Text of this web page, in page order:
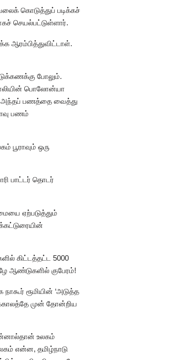
கொடுத்துப் படிக்கச்
செயல்பட்டுள்ளார்.
ஆரம்பித்துவிட்டாள்.
போலும்.
பொலோன்யா
அந்தப் பணத்தை வைத்து
பணம்
பூராவும் ஒரு
பாட்டர் தொடர்
ஏற்படுத்தும்
கிட்டத்தட்ட 5000
ஆண்டுகளில் குபேரம்!
ரூமியின் ‘அடுத்த
முன் தோன்றிய
உலகம்
என்ன, தமிழ்நாடு